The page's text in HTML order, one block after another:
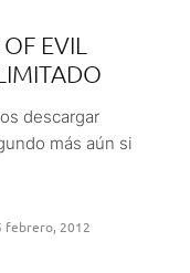
EVIL
descargar
más aún si
febrero, 2012